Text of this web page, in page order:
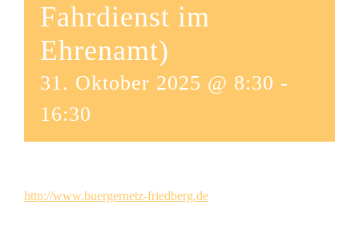
Fahrdienst im
Ehrenamt)
31. Oktober 2025 @ 8:30 -
16:30
http://www.buergernetz-friedberg.de